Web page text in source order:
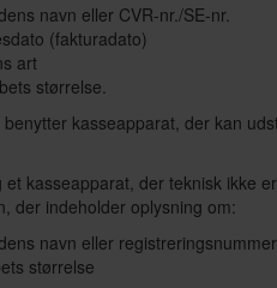
navn eller CVR-nr./SE-nr.
(fakturadato)
art
størrelse.
benytter kasseapparat, der kan
et kasseapparat, der teknisk ikke
der indeholder oplysning om:
navn eller
størrelse